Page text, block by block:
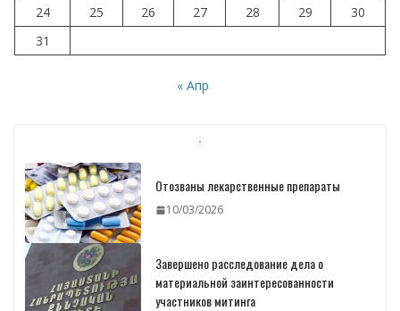
24
25 26 27 28 29
30
31
« Апр
Отозваны лекарственные препараты
10/03/2026
Завершено расследование дела о
материальной заинтересованности
участников митинга